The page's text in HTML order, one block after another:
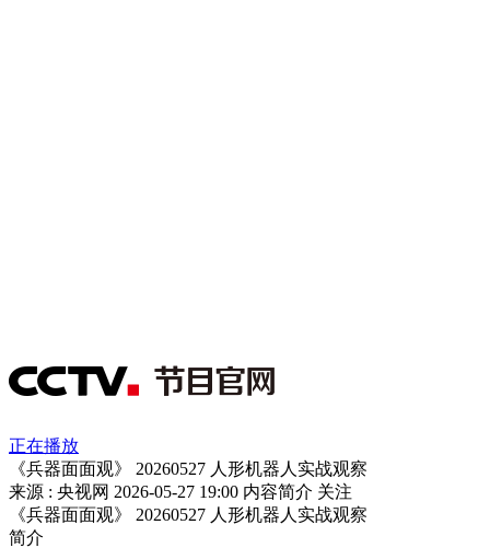
正在播放
《兵器面面观》 20260527 人形机器人实战观察
来源 : 央视网 2026-05-27 19:00 内容简介 关注
《兵器面面观》 20260527 人形机器人实战观察
简介